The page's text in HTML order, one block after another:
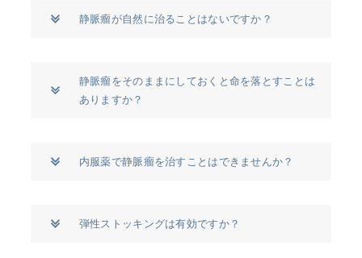
静脈瘤が自然に治ることはないですか？
静脈瘤をそのままにしておくと命を落とすことは
ありますか？
内服薬で静脈瘤を治すことはできませんか？
弾性ストッキングは有効ですか？